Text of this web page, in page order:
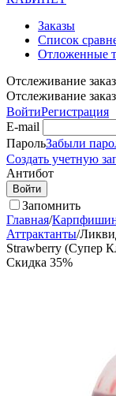
Заказы
Список
Отложенные
Отслеживание
Отслеживание
ВойтиРегистрация
E-mail
ПарольЗабыли
Создать учетную
Антибот
Войти
Запомнить
Главная/
Аттрактанты/
Strawberry (Супер
Скидка 35%